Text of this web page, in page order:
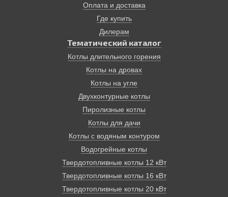
подключения электроэнергии!, на самом доступном
виде топлива в нашей стране – дровах. КПД
современных твердотопливных пиролизных котлов
достигает 85%. Эти котлы имеют терморегуляторы и
надежные системы безопасности. Время от закладки
до другой может занимать до 12 часов.
Отопление дома, основанное на твердотопливном
котле, экологически безопасно, просто и надежно.
Оплата и доставка
Где купить
Дилерам
Тематический каталог
Котлы длительного горения
Котлы на дровах
Котлы на угле
Двухконтурные котлы
Пиролизные котлы
Котлы для дачи
Котлы с водяным контуром
Водогрейные котлы
Твердотопливные котлы 12 кВт
Твердотопливные котлы 16 кВт
Твердотопливные котлы 20 кВт